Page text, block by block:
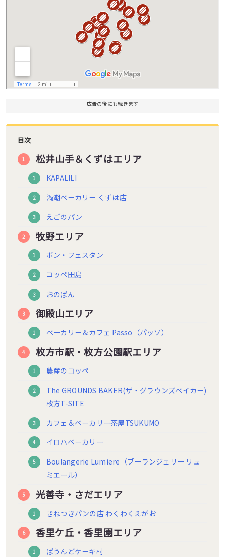
広告の後にも続きます
目次
松井山手＆くずはエリア
KAPALILI
渦潮ベーカリー くずは店
えごのパン
牧野エリア
ボン・フェスタン
コッペ田島
おのぱん
御殿山エリア
ベーカリー＆カフェ Passo（パッソ）
枚方市駅・枚方公園駅エリア
農産のコッペ
The GROUNDS BAKER(ザ・グラウンズベイカー)
枚方T-SITE
カフェ＆ベーカリー茶屋TSUKUMO
イロハベーカリー
Boulangerie Lumiere（ブーランジェリー リュ
ミエール）
光善寺・さだエリア
きねつきパンの店 わくわくえがお
香里ケ丘・香里園エリア
ぱうんどケーキ村